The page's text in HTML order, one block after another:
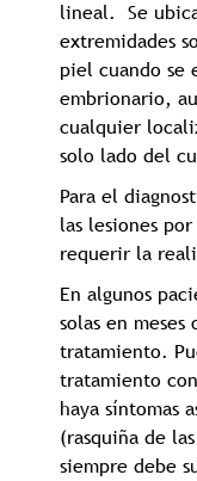
lineal. Se
extremidades
piel cuando se
embrionario,
cualquier
solo lado del
Para el
las lesiones
requerir la
En algunos
solas en
tratamiento.
tratamiento
haya síntomas
(rasquiña de
siempre debe